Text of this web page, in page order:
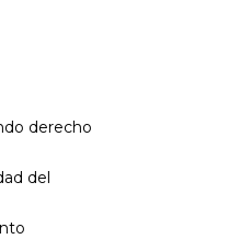
derecho
del